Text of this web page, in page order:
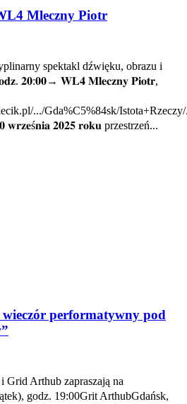
Mleczny Piotr
spektakl dźwięku, obrazu i
𝟐𝟎:𝟎𝟎→ 𝐖𝐋𝟒 𝐌𝐥𝐞𝐜𝐳𝐧𝐲 𝐏𝐢𝐨𝐭𝐫,
.../Gda%C5%84sk/Istota+Rzeczy/
𝐰𝐫𝐳𝐞ś𝐧𝐢𝐚 𝟐𝟎𝟐𝟓 𝐫𝐨𝐤𝐮 przestrzeń...
performatywny pod
Grid Arthub zapraszają na
godz. 19:00Grit ArthubGdańsk,